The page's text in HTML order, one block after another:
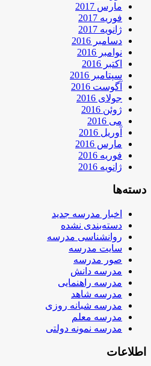
مارس 2017
فوریه 2017
ژانویه 2017
دسامبر 2016
نوامبر 2016
اکتبر 2016
سپتامبر 2016
آگوست 2016
جولای 2016
ژوئن 2016
می 2016
آوریل 2016
مارس 2016
فوریه 2016
ژانویه 2016
دسته‌ها
اخبار مدرسه جدید
دسته‌بندی نشده
روانشناسی مدرسه
سایت مدرسه
صور مدرسه
مدرسه دانش
مدرسه راهنمایی
مدرسه شاهد
مدرسه شبانه روزی
مدرسه معلم
مدرسه نمونه دولتی
اطلاعات